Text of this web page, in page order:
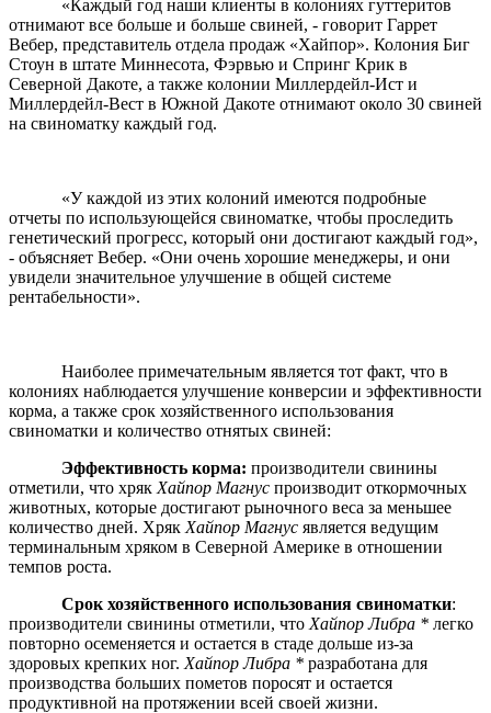
«Каждый год наши клиенты в колониях гуттеритов
отнимают все больше и больше свиней, - говорит Гаррет
Вебер, представитель отдела продаж «Хайпор». Колония Биг
Стоун в штате Миннесота, Фэрвью и Спринг Крик в
Северной Дакоте, а также колонии Миллердейл-Ист и
Миллердейл-Вест в Южной Дакоте отнимают около 30 свиней
на свиноматку каждый год.
«У каждой из этих колоний имеются подробные
отчеты по использующейся свиноматке, чтобы проследить
генетический прогресс, который они достигают каждый год»,
- объясняет Вебер. «Они очень хорошие менеджеры, и они
увидели значительное улучшение в общей системе
рентабельности».
Наиболее примечательным является тот факт, что в
колониях наблюдается улучшение конверсии и эффективности
корма, а также срок хозяйственного использования
свиноматки и количество отнятых свиней:
Эффективность корма: производители свинины
отметили, что хряк Хайпор Магнус производит откормочных
животных, которые достигают рыночного веса за меньшее
количество дней. Хряк Хайпор Магнус является ведущим
терминальным хряком в Северной Америке в отношении
темпов роста.
Срок хозяйственного использования свиноматки:
производители свинины отметили, что Хайпор Либра * легко
повторно осеменяется и остается в стаде дольше из-за
здоровых крепких ног. Хайпор Либра * разработана для
производства больших пометов поросят и остается
продуктивной на протяжении всей своей жизни.